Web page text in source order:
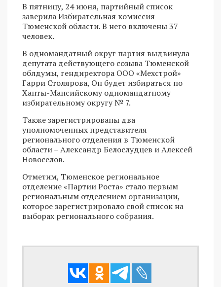
В пятницу, 24 июня, партийный список
заверила Избирательная комиссия
Тюменской области. В него включены 37
человек.
В одномандатный округ партия выдвинула
депутата действующего созыва Тюменской
облдумы, гендиректора ООО «Мехстрой»
Гарри Столярова, Он будет избираться по
Ханты-Мансийскому одномандатному
избирательному округу № 7.
Также зарегистрированы два
уполномоченных представителя
регионального отделения в Тюменской
области – Александр Белослудцев и Алексей
Новоселов.
Отметим, Тюменское региональное
отделение «Партии Роста» стало первым
региональным отделением организации,
которое зарегистрировало свой список на
выборах регионального собрания.